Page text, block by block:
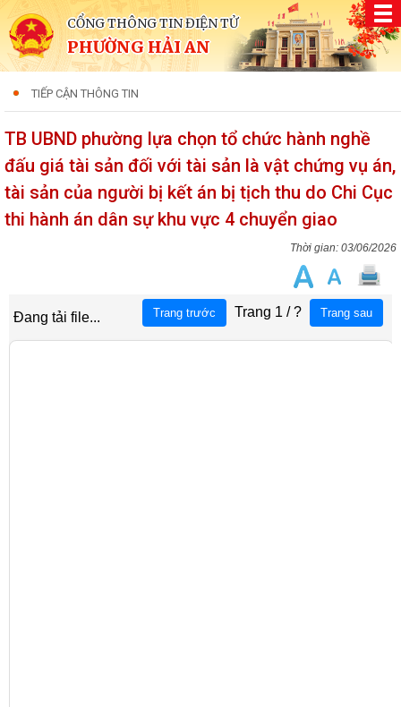
CỔNG THÔNG TIN ĐIỆN TỬ
PHƯỜNG HẢI AN
TIẾP CẬN THÔNG TIN
TB UBND phường lựa chọn tổ chức hành nghề
đấu giá tài sản đối với tài sản là vật chứng vụ án,
tài sản của người bị kết án bị tịch thu do Chi Cục
thi hành án dân sự khu vực 4 chuyển giao
03/06/2026